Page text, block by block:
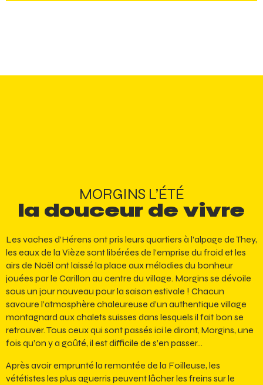
MORGINS L’ÉTÉ
la douceur de vivre
Les vaches d’Hérens ont pris leurs quartiers à l’alpage de They,
les eaux de la Vièze sont libérées de l’emprise du froid et les
airs de Noël ont laissé la place aux mélodies du bonheur
jouées par le Carillon au centre du village. Morgins se dévoile
sous un jour nouveau pour la saison estivale ! Chacun
savoure l’atmosphère chaleureuse d’un authentique village
montagnard aux chalets suisses dans lesquels il fait bon se
retrouver. Tous ceux qui sont passés ici le diront, Morgins, une
fois qu’on y a goûté, il est difficile de s’en passer…
Après avoir emprunté la remontée de la Foilleuse, les
vététistes les plus aguerris peuvent lâcher les freins sur le